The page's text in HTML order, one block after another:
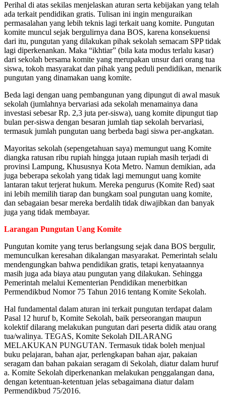
Perihal di atas sekilas menjelaskan aturan serta kebijakan yang telah
ada terkait pendidikan gratis. Tulisan ini ingin menguraikan
permasalahan yang lebih teknis lagi terkait uang komite. Pungutan
komite muncul sejak bergulirnya dana BOS, karena konsekuensi
dari itu, pungutan yang dilakukan pihak sekolah semacam SPP tidak
lagi diperkenankan. Maka “ikhtiar” (bila kata modus terlalu kasar)
dari sekolah bersama komite yang merupakan unsur dari orang tua
siswa, tokoh masyarakat dan pihak yang peduli pendidikan, menarik
pungutan yang dinamakan uang komite.
Beda lagi dengan uang pembangunan yang dipungut di awal masuk
sekolah (jumlahnya bervariasi ada sekolah menamainya dana
investasi sebesar Rp. 2,3 juta per-siswa), uang komite dipungut tiap
bulan per-siswa dengan besaran jumlah tiap sekolah bervariasi,
termasuk jumlah pungutan uang berbeda bagi siswa per-angkatan.
Mayoritas sekolah (sepengetahuan saya) memungut uang Komite
diangka ratusan ribu rupiah hingga jutaan rupiah masih terjadi di
provinsi Lampung, Khususnya Kota Metro. Namun demikian, ada
juga beberapa sekolah yang tidak lagi memungut uang komite
lantaran takut terjerat hukum. Mereka pengurus (Komite Red) saat
ini lebih memilih tiarap dan bungkam soal pungutan uang komite,
dan sebagaian besar mereka berdalih tidak diwajibkan dan banyak
juga yang tidak membayar.
Larangan Pungutan Uang Komite
Pungutan komite yang terus berlangsung sejak dana BOS bergulir,
memunculkan keresahan dikalangan masyarakat. Pemerintah selalu
mendengungkan bahwa pendidikan gratis, tetapi kenyataannya
masih juga ada biaya atau pungutan yang dilakukan. Sehingga
Pemerintah melalui Kementerian Pendidikan menerbitkan
Permendikbud Nomor 75 Tahun 2016 tentang Komite Sekolah.
Hal fundamental dalam aturan ini terkait pungutan terdapat dalam
Pasal 12 huruf b, Komite Sekolah, baik perseorangan maupun
kolektif dilarang melakukan pungutan dari peserta didik atau orang
tua/walinya. TEGAS, Komite Sekolah DILARANG
MELAKUKAN PUNGUTAN. Termasuk tidak boleh menjual
buku pelajaran, bahan ajar, perlengkapan bahan ajar, pakaian
seragam dan bahan pakaian seragam di Sekolah, diatur dalam huruf
a. Komite Sekolah diperkenankan melakukan penggalangan dana,
dengan ketentuan-ketentuan jelas sebagaimana diatur dalam
Permendikbud 75/2016.